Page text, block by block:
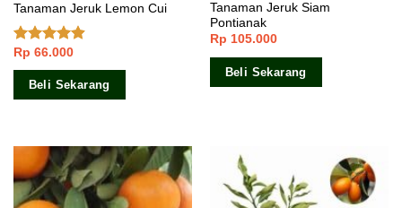
Tanaman Jeruk Lemon Cui
Dinilai4.60
dari 5
Rp 66.000
Beli Sekarang
Tanaman Jeruk Siam
Pontianak
Rp 105.000
Beli Sekarang